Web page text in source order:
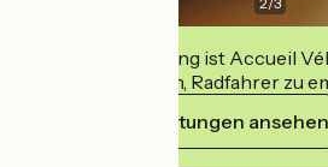
Diese Einrichtung ist Accueil
verpflichtet sich, Radfahrer zu
Ihre Verpflichtungen ansehen